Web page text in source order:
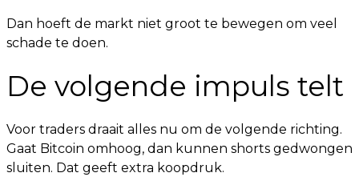
Dan hoeft de markt niet groot te bewegen om veel
schade te doen.
De volgende impuls telt
Voor traders draait alles nu om de volgende richting.
Gaat Bitcoin omhoog, dan kunnen shorts gedwongen
sluiten. Dat geeft extra koopdruk.